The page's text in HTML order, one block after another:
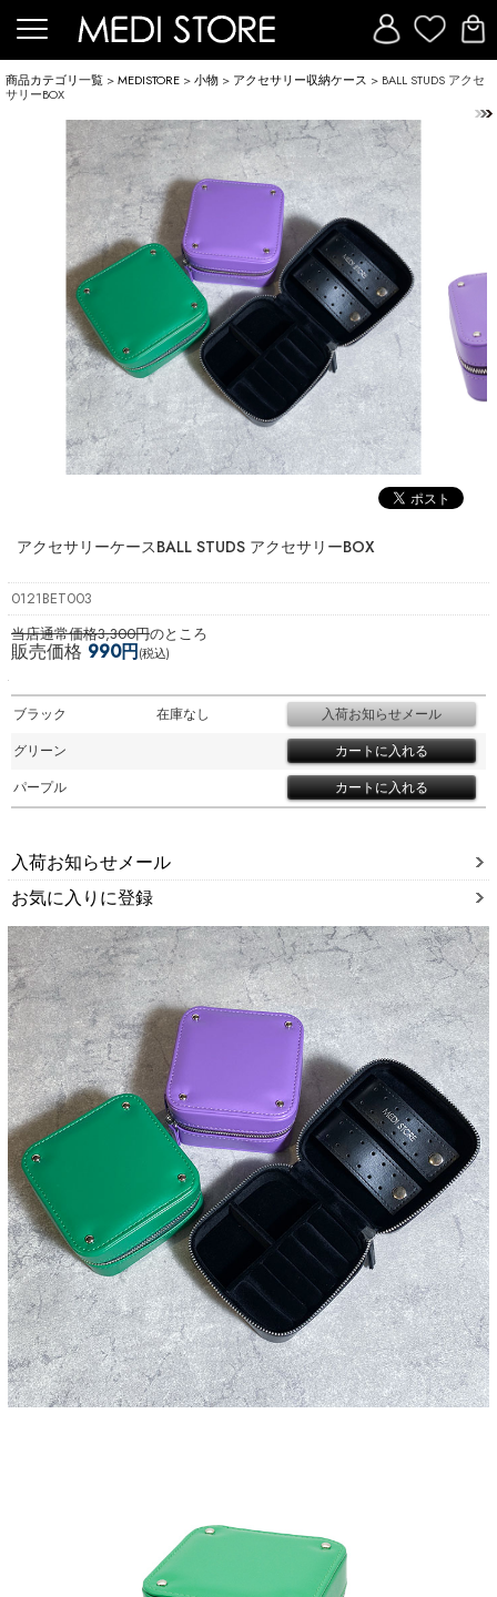
商品カテゴリ一覧 >MEDISTORE >小物 > アクセサリー収納ケース > BALL STUDS アクセ
サリーBOX
アクセサリーケースBALL STUDS アクセサリーBOX
0121BET003
当店通常価格3,300円のところ
販売価格 990円(税込)
ブラック
在庫なし
グリーン
パープル
入荷お知らせメール
お気に入りに登録